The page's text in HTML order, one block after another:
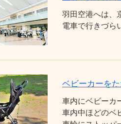
羽田空港へは、
電車で行きづら
ベビーカーを
車内にベビーカ
車内中ほどのベ